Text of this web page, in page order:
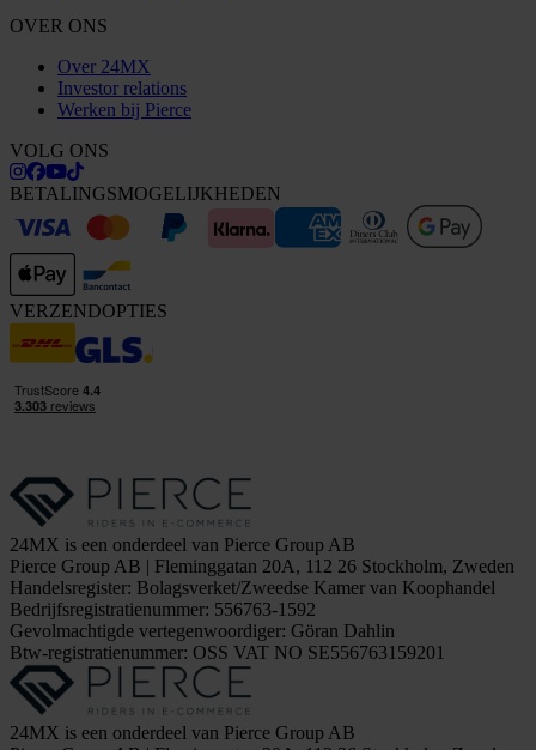
OVER ONS
Over 24MX
Investor relations
Werken bij Pierce
VOLG ONS
BETALINGSMOGELIJKHEDEN
VERZENDOPTIES
24MX is een onderdeel van Pierce Group AB
Pierce Group AB | Fleminggatan 20A, 112 26 Stockholm, Zweden
Handelsregister: Bolagsverket/Zweedse Kamer van Koophandel
Bedrijfsregistratienummer: 556763-1592
Gevolmachtigde vertegenwoordiger: Göran Dahlin
Btw-registratienummer: OSS VAT NO SE556763159201
24MX is een onderdeel van Pierce Group AB